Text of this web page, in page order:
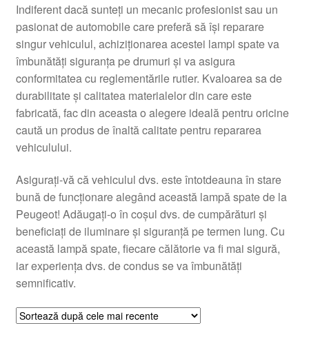
Plângere
Plățile
Politică de confidențialitate
Procedura de reclamație
Termeni si conditii
Indiferent dacă sunteți un mecanic profesionist sau un
pasionat de automobile care preferă să își reparare
singur vehiculul, achiziționarea acestei lampi spate va
îmbunătăți siguranța pe drumuri și va asigura
conformitatea cu reglementările rutier. Kvaloarea sa de
durabilitate și calitatea materialelor din care este
fabricată, fac din aceasta o alegere ideală pentru oricine
caută un produs de înaltă calitate pentru repararea
vehiculului.
Asigurați-vă că vehiculul dvs. este întotdeauna în stare
bună de funcționare alegând această lampă spate de la
Peugeot! Adăugați-o în coșul dvs. de cumpărături și
beneficiați de iluminare și siguranță pe termen lung. Cu
această lampă spate, fiecare călătorie va fi mai sigură,
iar experiența dvs. de condus se va îmbunătăți
semnificativ.